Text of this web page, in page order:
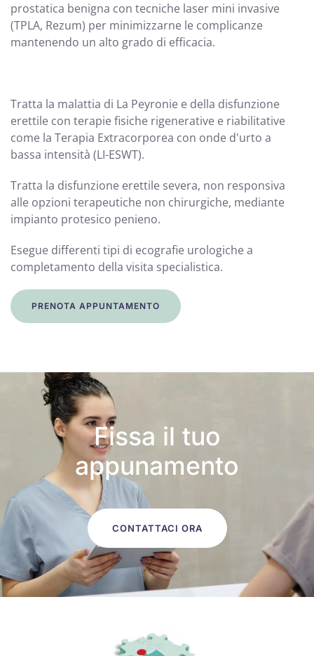
prostatica benigna con tecniche laser mini invasive
(TPLA, Rezum) per minimizzarne le complicanze
mantenendo un alto grado di efficacia.
Tratta la malattia di La Peyronie e della disfunzione
erettile con terapie fisiche rigenerative e riabilitative
come la Terapia Extracorporea con onde d'urto a
bassa intensità (LI-ESWT).
Tratta la disfunzione erettile severa, non responsiva
alle opzioni terapeutiche non chirurgiche, mediante
impianto protesico penieno.
Esegue differenti tipi di ecografie urologiche a
completamento della visita specialistica.
PRENOTA APPUNTAMENTO
Fissa il tuo
appunamento
CONTATTACI ORA